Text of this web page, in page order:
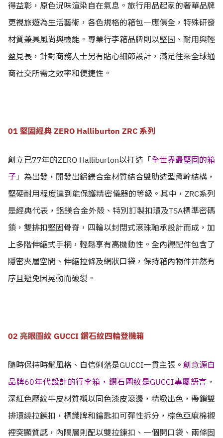
得益彰，原色況味渲染自在氣息。旅行用品起家的奢華品牌
更視旅遊為生活藝術，各色規格的箱包一應俱全，特殊研發
材質兼具風尚與機能。專業行李箱品牌則以堅固、耐用與輕
盈見長，針對商務人士另有貼心細節設計，滿足往來全球通
商社交所需之效率和便捷性。
01 堅固經典 ZERO Halliburton ZRC 系列
創立已77年的ZERO Halliburton以打造「全世界最堅固的箱
子」為出發，開發出鋁鎂合金材質結合雙肋造型骨幹結構，
堅硬耐用程度達到能保護精密儀器的等級。其中，ZRC系列
是經典代表，鋁鎂合金外殼、特別訂製扣環及TSA標準密碼
鎖，雙排扣堅固骨脊，四輪以封閉式滾珠軸承設計而成，加
上多階伸縮式手柄，輕鬆享有高機動性。全內襯配件包含了
隱密夾層空間、伸縮拉條及網狀口袋，保持箱內物件井然有
序且避免因晃動而破裂。
02 亮眼圖紋 GUCCI 鑽石紋四輪登機箱
隨時保持時髦風格、自信俐落是GUCCI一貫主張。 創意源自
品牌60年代設計的行李箱，鑽石圖紋是GUCCI專屬語言 ，
深紅色壓紋牛皮材質襯以同色漆皮滾邊，精緻出色，帶鎖雙
排環繞拉鍊扣，標識牌和鑰匙扣可彈性拆分，棕色亞麻棉襯
裡突顯質感，內隔層則配以雙拉鍊扣、一個開口袋、兩條固